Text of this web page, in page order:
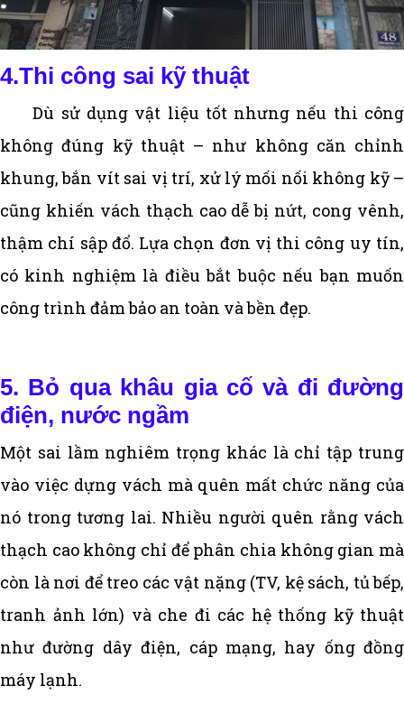
4.Thi công sai kỹ thuật
Dù sử dụng vật liệu tốt nhưng nếu thi công
không đúng kỹ thuật – như không căn chỉnh
khung, bắn vít sai vị trí, xử lý mối nối không kỹ –
cũng khiến vách thạch cao dễ bị nứt, cong vênh,
thậm chí sập đổ. Lựa chọn đơn vị thi công uy tín,
có kinh nghiệm là điều bắt buộc nếu bạn muốn
công trình đảm bảo an toàn và bền đẹp.
5. Bỏ qua khâu gia cố và đi đường
điện, nước ngầm
Một sai lầm nghiêm trọng khác là chỉ tập trung
vào việc dựng vách mà quên mất chức năng của
nó trong tương lai. Nhiều người quên rằng vách
thạch cao không chỉ để phân chia không gian mà
còn là nơi để treo các vật nặng (TV, kệ sách, tủ bếp,
tranh ảnh lớn) và che đi các hệ thống kỹ thuật
như đường dây điện, cáp mạng, hay ống đồng
máy lạnh.